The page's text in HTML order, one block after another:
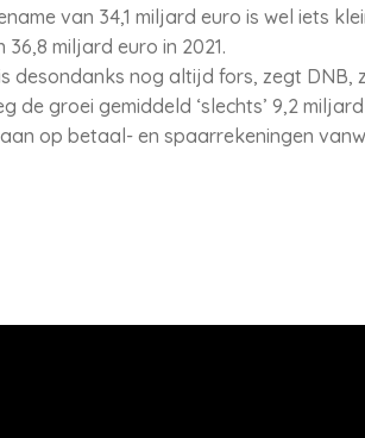
van 34,1 miljard euro is wel iets
miljard euro in 2021.
desondanks nog altijd fors, zegt
de groei gemiddeld ‘slechts’ 9,2
op betaal- en spaarrekeningen